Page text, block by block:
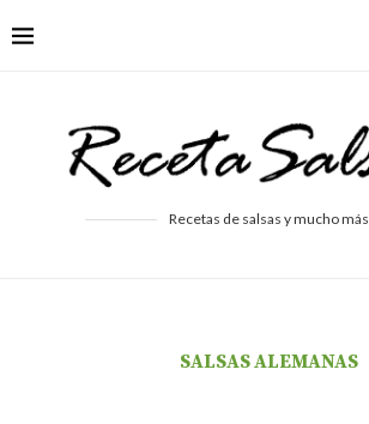
Recetas de salsas y mucho más
SALSAS ALEMANAS